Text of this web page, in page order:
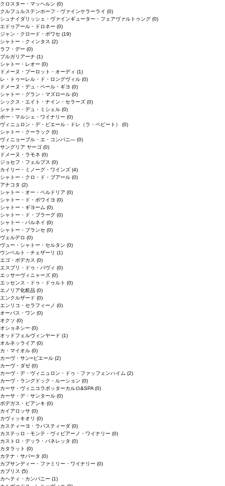
クロスター・マッヘルン (0)
クルフュルステンホーフ・ヴァインケラーライ (0)
シュナイダリッシェ・ヴァインギューター・フェアヴァルトゥング (0)
エドゥアール・ドロネー (0)
ジャン・クロード・ボワセ (19)
シャトー・クィンタス (2)
ラフ・デー (0)
ブルガリアーナ (1)
シャトー・レオー (0)
ドメーヌ・ブーロット・オーディ (1)
レ・トゥーレル・ド・ロングヴィル (0)
ドメーヌ・デュ・ペール・ギヨ (0)
シャトー・グラン・マズロール (0)
シックス・エイト・ナイン・セラーズ (0)
シャトー・デュ・ミシェル (0)
ボー・マルシェ・ワイナリー (0)
ヴィニュロン・デ・ピエール・ドレ（ラ・ペピート） (0)
シャトー・クーラック (0)
ヴィニョーブル・エ・コンパニ― (0)
サングリア ヤーゴ (0)
ドメーヌ・ラモネ (0)
ジョセフ・フェルプス (0)
カイリー・ミノーグ・ワインズ (4)
シャトー・クロ・ド・ブアール (0)
アナコタ (2)
シャトー・オー・ペルドリア (0)
シャトー・ド・ボワイヨ (0)
シャトー・ギヨーム (0)
シャトー・ド・ブラーグ (0)
シャトー・パルネイ (0)
シャトー・プランセ (0)
ヴェルデロ (0)
ヴュー・シャトー・セルタン (0)
ウンベルト・チェザーリ (1)
エゴ・ボデカス (0)
エスプリ・ドゥ・パヴィ (0)
エッサーヴィニャーズ (0)
エッセンス・ドゥ・ドゥルト (0)
エノリア化粧品 (0)
エンクルザード (0)
エンリコ・セラフィーノ (0)
オーパス・ワン (0)
オクソ (0)
オショネシー (0)
オッドフェルヴィンヤード (1)
オルネッライア (0)
カ・マイオル (0)
カーヴ・サン=ピエール (2)
カーヴ・ダゼ (0)
カーヴ・デ・ヴィニュロン・ドゥ・ファッフェンハイム (2)
カーヴ・ラングドック・ルーション (0)
カーサ・ヴィニコラボッターカルロ&SPA (0)
カーサ・デ・サンタール (0)
ボデガス・ビアンキ (0)
カイアロッサ (0)
カヴィッキオリ (0)
カスティーヨ・ラバスティーダ (0)
カステッロ・モンテ・ヴィビアーノ・ワイナリー (0)
カストロ・デッラ・パネレッタ (0)
カタラット (0)
カテナ・サパータ (0)
カプサンディー・ファミリー・ワイナリー (0)
カブリス (5)
カヘティ・カンパニー (1)